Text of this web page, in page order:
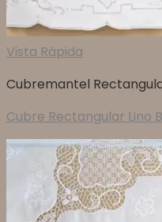
Vista Rápida
Cubremantel
Cubre Rectangular Lino